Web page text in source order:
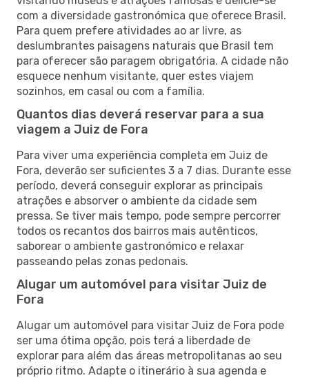
com a diversidade gastronómica que oferece Brasil.
Para quem prefere atividades ao ar livre, as
deslumbrantes paisagens naturais que Brasil tem
para oferecer são paragem obrigatória. A cidade não
esquece nenhum visitante, quer estes viajem
sozinhos, em casal ou com a família.
Quantos dias deverá reservar para a sua
viagem a Juiz de Fora
Para viver uma experiência completa em Juiz de
Fora, deverão ser suficientes 3 a 7 dias. Durante esse
período, deverá conseguir explorar as principais
atrações e absorver o ambiente da cidade sem
pressa. Se tiver mais tempo, pode sempre percorrer
todos os recantos dos bairros mais autênticos,
saborear o ambiente gastronómico e relaxar
passeando pelas zonas pedonais.
Alugar um automóvel para visitar Juiz de
Fora
Alugar um automóvel para visitar Juiz de Fora pode
ser uma ótima opção, pois terá a liberdade de
explorar para além das áreas metropolitanas ao seu
próprio ritmo. Adapte o itinerário à sua agenda e